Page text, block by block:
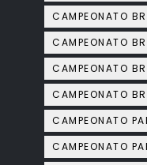
CAMPEONATO
CAMPEONATO
CAMPEONATO
CAMPEONATO
CAMPEONATO
CAMPEONATO